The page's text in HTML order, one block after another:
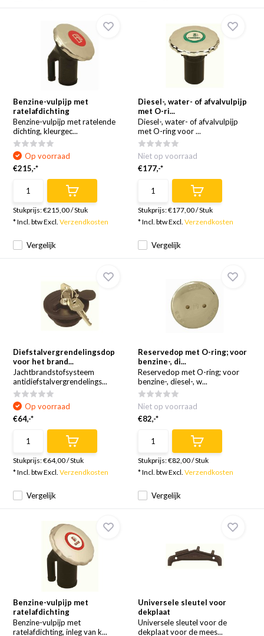
Benzine-vulpijp met
ratelafdichting
Benzine-vulpijp met ratelende
dichting, kleurgec...
Vergelijk
Op voorraad
€215,-*
Stukprijs:€215,00/Stuk
* Incl. btw Excl.Verzendkosten
Diesel-, water- of afvalvulpijp
met O-ri...
Diesel-, water- of afvalvulpijp
met O-ring voor ...
Vergelijk
Niet op voorraad
€177,-*
Stukprijs:€177,00/Stuk
* Incl. btw Excl. Verzendkosten
Diefstalvergrendelingsdop
voor het brand...
Jachtbrandstofsysteem
antidiefstalvergrendelings...
Vergelijk
Op voorraad
€64,-*
Stukprijs:€64,00/Stuk
* Incl. btw Excl.Verzendkosten
Reservedop met O-ring; voor
benzine-, di...
Reservedop met O-ring; voor
benzine-, diesel-, w...
Vergelijk
Niet op voorraad
€82,-*
Stukprijs:€82,00/Stuk
* Incl. btw Excl. Verzendkosten
Benzine-vulpijp met
ratelafdichting
Benzine-vulpijp met
ratelafdichting, inleg van k...
Universele sleutel voor
dekplaat
Universele sleutel voor de
dekplaat voor de mees...